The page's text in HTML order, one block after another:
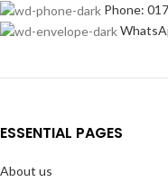
Phone:
ESSENTIAL PAGES
About us